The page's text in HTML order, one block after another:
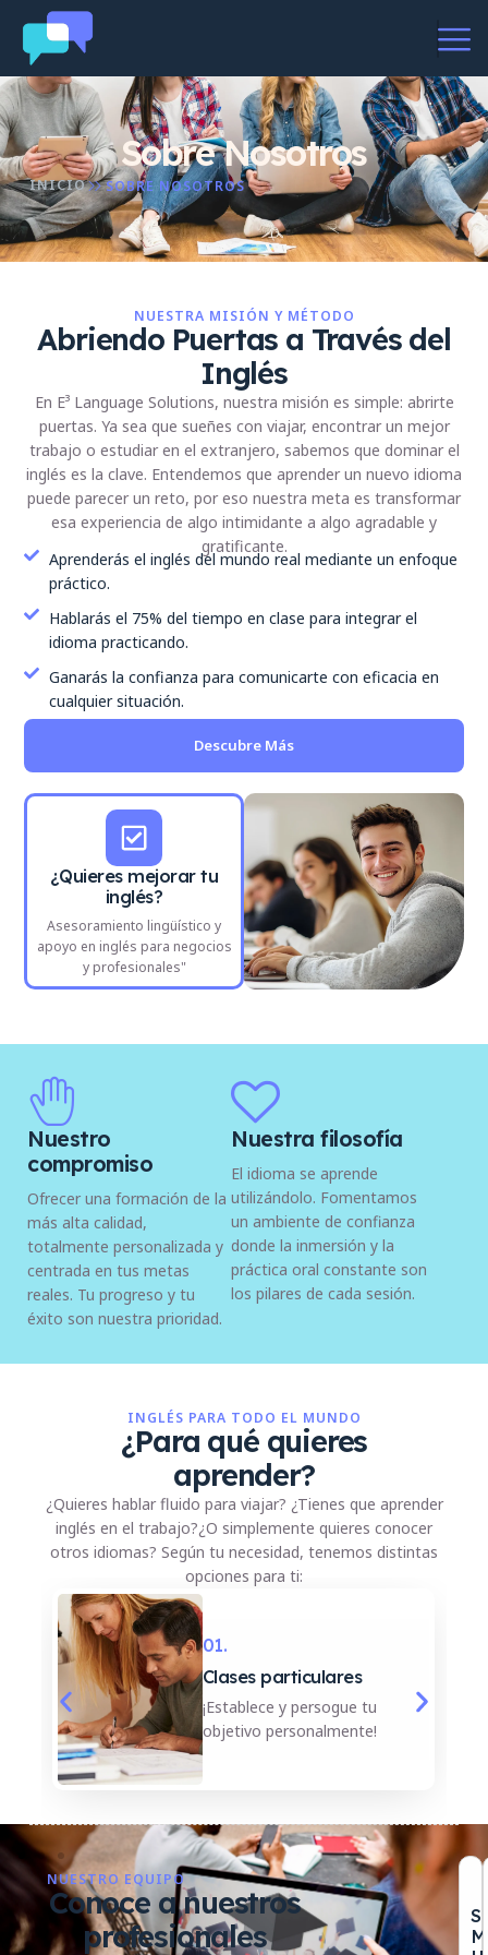
Sobre Nosotros
INICIO SOBRE NOSOTROS
¿Quieres mejorar tu
inglés?
Asesoramiento lingüístico y
apoyo en inglés para negocios
y profesionales"
NUESTRA MISIÓN Y MÉTODO
Abriendo Puertas a Través del
Inglés
En E³ Language Solutions, nuestra misión es simple: abrirte
puertas. Ya sea que sueñes con viajar, encontrar un mejor
trabajo o estudiar en el extranjero, sabemos que dominar el
inglés es la clave. Entendemos que aprender un nuevo idioma
puede parecer un reto, por eso nuestra meta es transformar
esa experiencia de algo intimidante a algo agradable y
gratificante.
Aprenderás el inglés del mundo real mediante un enfoque
práctico.
Hablarás el 75% del tiempo en clase para integrar el
idioma practicando.
Ganarás la confianza para comunicarte con eficacia en
cualquier situación.
Descubre Más
Nuestro
compromiso
Ofrecer una formación de la
más alta calidad,
totalmente personalizada y
centrada en tus metas
reales. Tu progreso y tu
éxito son nuestra prioridad.
Nuestra filosofía
El idioma se aprende
utilizándolo. Fomentamos
un ambiente de confianza
donde la inmersión y la
práctica oral constante son
los pilares de cada sesión.
INGLÉS PARA TODO EL MUNDO
¿Para qué quieres
aprender?
¿Quieres hablar fluido para viajar? ¿Tienes que aprender
inglés en el trabajo?¿O simplemente quieres conocer
otros idiomas? Según tu necesidad, tenemos distintas
opciones para ti:
NUESTRO EQUIPO
Conoce a nuestros
profesionales